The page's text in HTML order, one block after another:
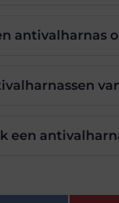
antivalharnas
een